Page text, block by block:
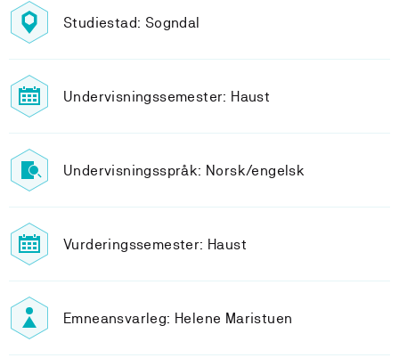
Studiestad: Sogndal
Undervisningssemester: Haust
Undervisningsspråk: Norsk/engelsk
Vurderingssemester: Haust
Emneansvarleg: Helene Maristuen